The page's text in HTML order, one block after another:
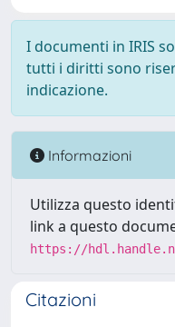
I documenti in IRIS
tutti i diritti sono
indicazione.
Informazioni
Utilizza questo
link a questo
https://
Citazioni